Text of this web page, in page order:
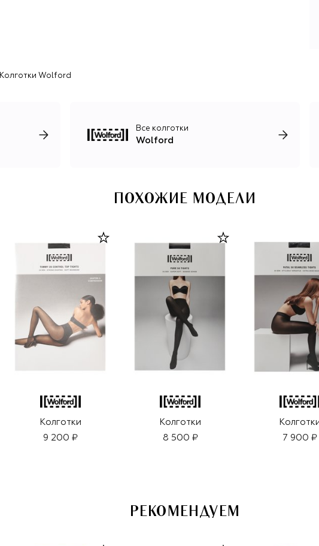
лаборатория разработки, экспериментальный цех и
производство основных коллекций. Являясь частью
Karl Lagerfeld.
Колготки Wolford
Все колготки
Wolford
ПОХОЖИЕ МОДЕЛИ
Колготки
9 200 ₽
Колготки
8 500 ₽
7 900 ₽
РЕКОМЕНДУЕМ